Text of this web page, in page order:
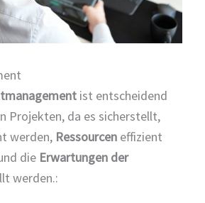
ist entscheidend
Projekten, da es sicherstellt,
werden, Ressourcen effizient
die Erwartungen der
werden.: